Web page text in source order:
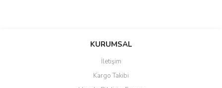
KURUMSAL
İletişim
Kargo Takibi